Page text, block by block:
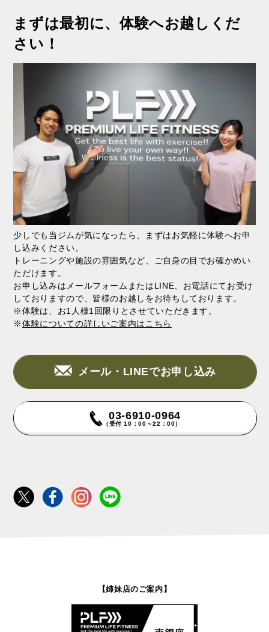
まずは最初に、体験へお越しくだ
さい！
少しでも当ジムが気になったら、まずはお気軽に体験へお申
し込みください。
トレーニングや施設の雰囲気など、ご自身の目でお確かめい
ただけます。
お申し込みはメールフォームまたはLINE、お電話にてお受け
しておりますので、皆様のお越しをお待ちしております。
※体験は、お1人様1回限りとさせていただきます。
※体験についての詳しいご案内はこちら
メール・LINEでお申し込み
03-6910-0964
（受付 10：00～22：00）
【姉妹店のご案内】